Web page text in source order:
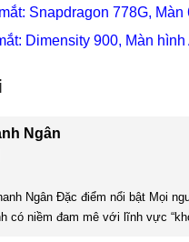
Snapdragon 778G,
Dimensity 900, Màn
Ngân
có hứng thú về công nghệ nhưng đối
có niềm đam mê với lĩnh vực